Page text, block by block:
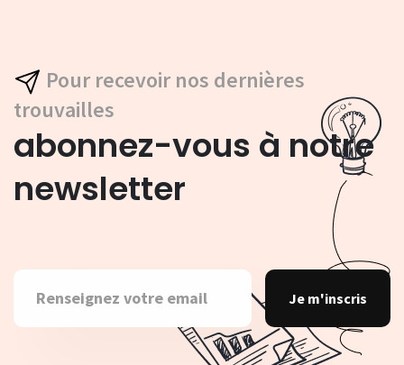
Pour recevoir nos dernières
trouvailles
abonnez-vous à notre
newsletter
Je m'inscris